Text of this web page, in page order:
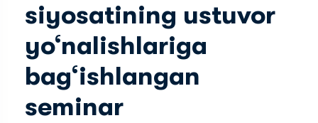
siyosatining ustuvor
yo‘nalishlariga
bag‘ishlangan
seminar